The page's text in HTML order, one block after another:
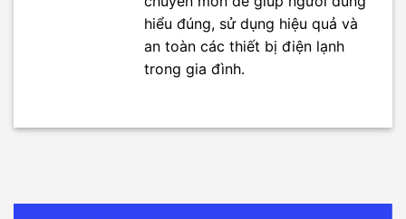
hiểu đúng, sử dụng hiệu quả và
an toàn các thiết bị điện lạnh
trong gia đình.